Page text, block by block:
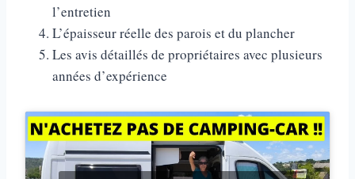
l’entretien
L’épaisseur réelle des parois et du plancher
Les avis détaillés de propriétaires avec plusieurs
années d’expérience